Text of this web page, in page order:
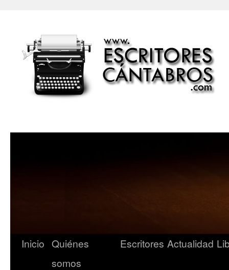
Inicio Quiénes
somos
Escritores Actualidad